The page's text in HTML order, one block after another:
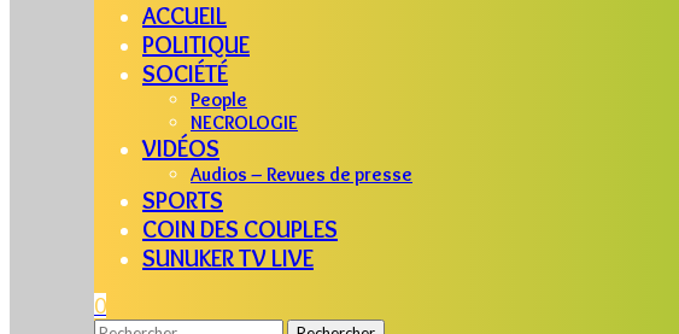
ACCUEIL
POLITIQUE
SOCIÉTÉ
People
NECROLOGIE
VIDÉOS
Audios – Revues de presse
SPORTS
COIN DES COUPLES
SUNUKER TV LIVE
0